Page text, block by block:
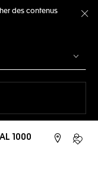
des contenus
1000